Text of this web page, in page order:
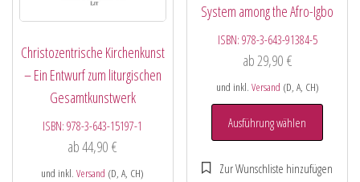
Christozentrische Kirchenkunst
– Ein Entwurf zum liturgischen
Gesamtkunstwerk
ISBN:978-3-643-15197-1
ab44,90€
und inkl.Versand (D, A, CH)
System among the Afro-Igbo
ISBN: 978-3-643-91384-5
ab 29,90 €
und inkl. Versand (D, A, CH)
Ausführung wählen